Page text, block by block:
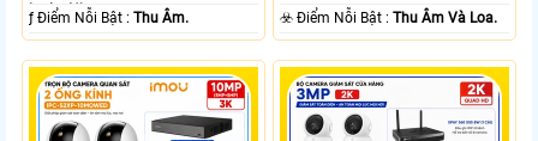
loại + Nhựa.
️ƒ Điểm Nỗi Bật :Thu Âm.
️☣️ Điểm Nỗi Bật :Thu Âm Và Loa.